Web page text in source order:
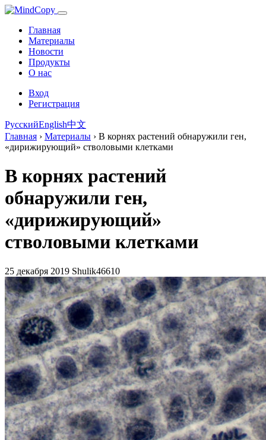
Главная
Материалы
Новости
Продукты
О нас
Вход
Регистрация
РусскийEnglish中文
Главная › Материалы › В корнях растений обнаружили ген,
«дирижирующий» стволовыми клетками
В корнях растений
обнаружили ген,
«дирижирующий»
стволовыми клетками
25 декабря 2019 Shulik46610